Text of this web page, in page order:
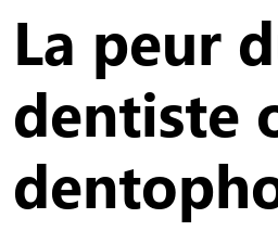
La peur
dentiste